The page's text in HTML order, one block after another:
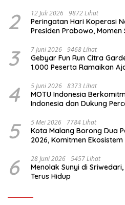
2 12 Juli 2026 9872 Lihat
Peringatan Hari Koperasi
Presiden Prabowo,
3 7 Juni 2026 9468 Lihat
Gebyar Fun Run Citra
1.000 Peserta Ramaikan
4 5 Juni 2026 8373 Lihat
MOTU Indonesia
Indonesia dan Dukung
5 5 Mei 2026 7784 Lihat
Kota Malang Borong Dua
2026, Komitmen
6 28 Juni 2026 5457 Lihat
Menolak Sunyi di
Terus Hidup